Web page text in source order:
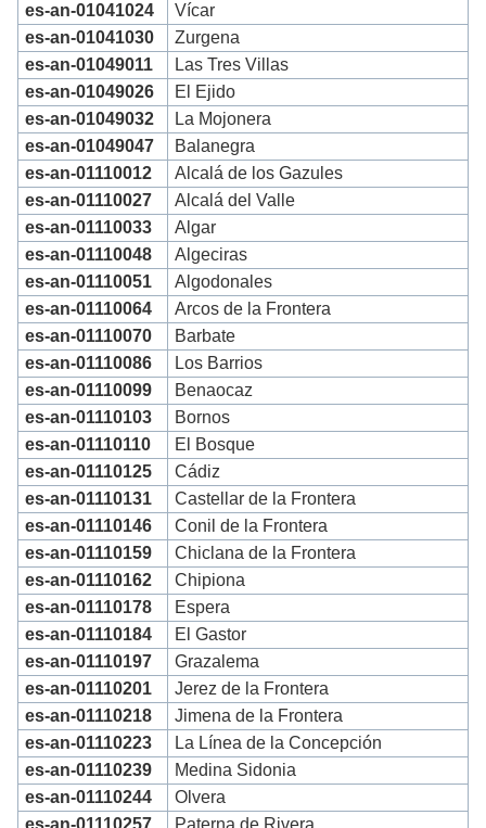
es-an-01041024
Vícar
es-an-01041030
Zurgena
es-an-01049011
Las Tres Villas
es-an-01049026
El Ejido
es-an-01049032
La Mojonera
es-an-01049047
Balanegra
es-an-01110012
Alcalá de los Gazules
es-an-01110027
Alcalá del Valle
es-an-01110033
Algar
es-an-01110048
Algeciras
es-an-01110051
Algodonales
es-an-01110064
Arcos de la Frontera
es-an-01110070
Barbate
es-an-01110086
Los Barrios
es-an-01110099
Benaocaz
es-an-01110103
Bornos
es-an-01110110
El Bosque
es-an-01110125
Cádiz
es-an-01110131
Castellar de la Frontera
es-an-01110146
Conil de la Frontera
es-an-01110159
Chiclana de la Frontera
es-an-01110162
Chipiona
es-an-01110178
Espera
es-an-01110184
El Gastor
es-an-01110197
Grazalema
es-an-01110201
Jerez de la Frontera
es-an-01110218
Jimena de la Frontera
es-an-01110223
La Línea de la Concepción
es-an-01110239
Medina Sidonia
es-an-01110244
Olvera